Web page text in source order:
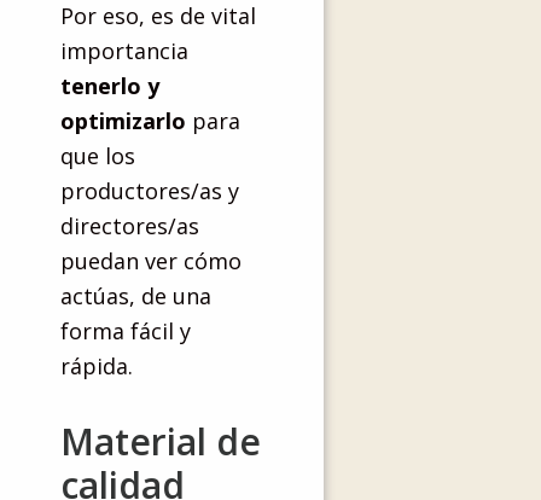
Por eso, es de vital
importancia
tenerlo y
optimizarlo para
que los
productores/as y
directores/as
puedan ver cómo
actúas, de una
forma fácil y
rápida.
Material de
calidad